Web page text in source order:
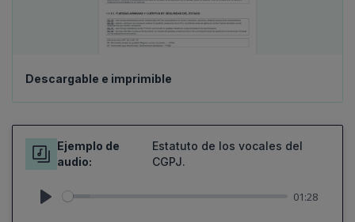
Descargable e imprimible
Ejemplo de
audio:
Estatuto de los vocales del
CGPJ.
01:28